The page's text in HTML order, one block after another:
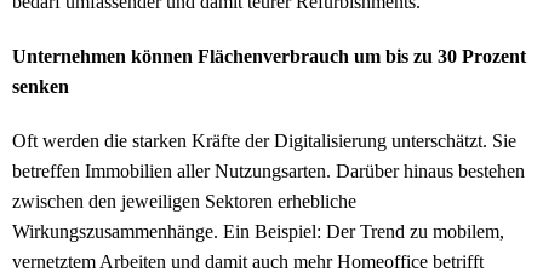
Unternehmen können Flächenverbrauch um bis zu 30 Prozent
senken
Oft werden die starken Kräfte der Digitalisierung unterschätzt. Sie
betreffen Immobilien aller Nutzungsarten. Darüber hinaus bestehen
zwischen den jeweiligen Sektoren erhebliche
Wirkungszusammenhänge. Ein Beispiel: Der Trend zu mobilem,
vernetztem Arbeiten und damit auch mehr Homeoffice betrifft